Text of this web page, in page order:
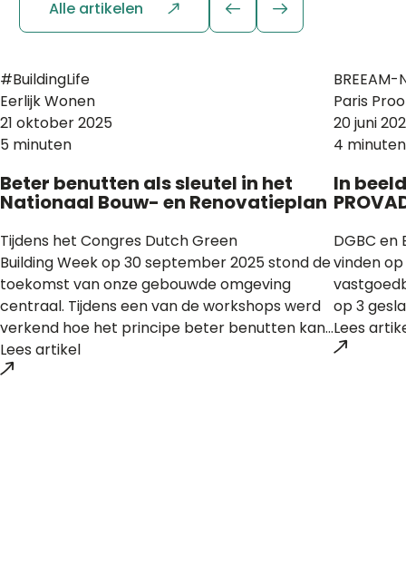
Alle artikelen
#BuildingLife
Eerlijk Wonen
21 oktober 2025
5 minuten
Beter benutten als sleutel in het
Nationaal Bouw- en Renovatieplan
Tijdens het Congres Dutch Green
Building Week op 30 september 2025 stond de
toekomst van onze gebouwde omgeving
centraal. Tijdens een van de workshops werd
verkend hoe het principe beter benutten kan...
Lees artikel
BREEAM-
Paris
20 juni
4 minuten
In
DGBC en
vinden
op 3
Lees